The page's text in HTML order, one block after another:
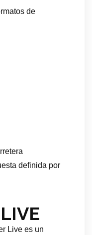
de
definida por
Live es un